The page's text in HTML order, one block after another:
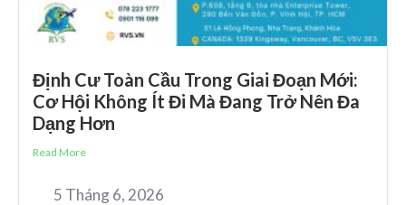
Định Cư Toàn Cầu Trong Giai Đoạn Mới:
Cơ Hội Không Ít Đi Mà Đang Trở Nên Đa
Dạng Hơn
Read More
5 Tháng 6, 2026